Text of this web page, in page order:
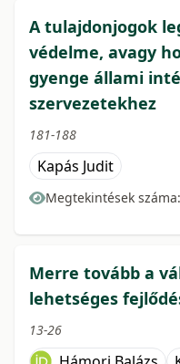
A tulajdonjogok
védelme, avagy
gyenge állami
szervezetekhez
181-188
Kapás Judit
Megtekintések száma:
Merre tovább a
lehetséges
13-26